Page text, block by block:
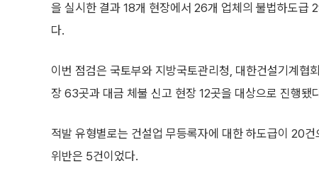
을 실시한 결과 18개 현장에서 26개 업체의 불법하도급
다.
이번 점검은 국토부와 지방국토관리청, 대한건설기계협
장 63곳과 대금 체불 신고 현장 12곳을 대상으로 진행됐
적발 유형별로는 건설업 무등록자에 대한 하도급이 20
위반은 5건이었다.